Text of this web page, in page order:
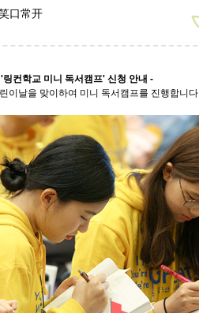
口常开
링컨학교 미니 독서캠프' 신청 안내 -
이날을 맞이하여 미니 독서캠프를 진행합니다